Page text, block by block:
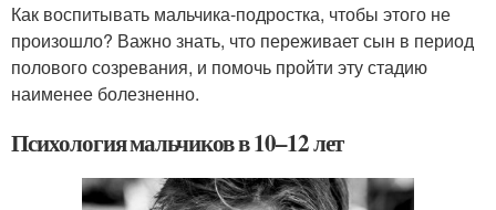
Как воспитывать мальчика-подростка, чтобы этого не
произошло? Важно знать, что переживает сын в период
полового созревания, и помочь пройти эту стадию
наименее болезненно.
Психология мальчиков в 10–12 лет